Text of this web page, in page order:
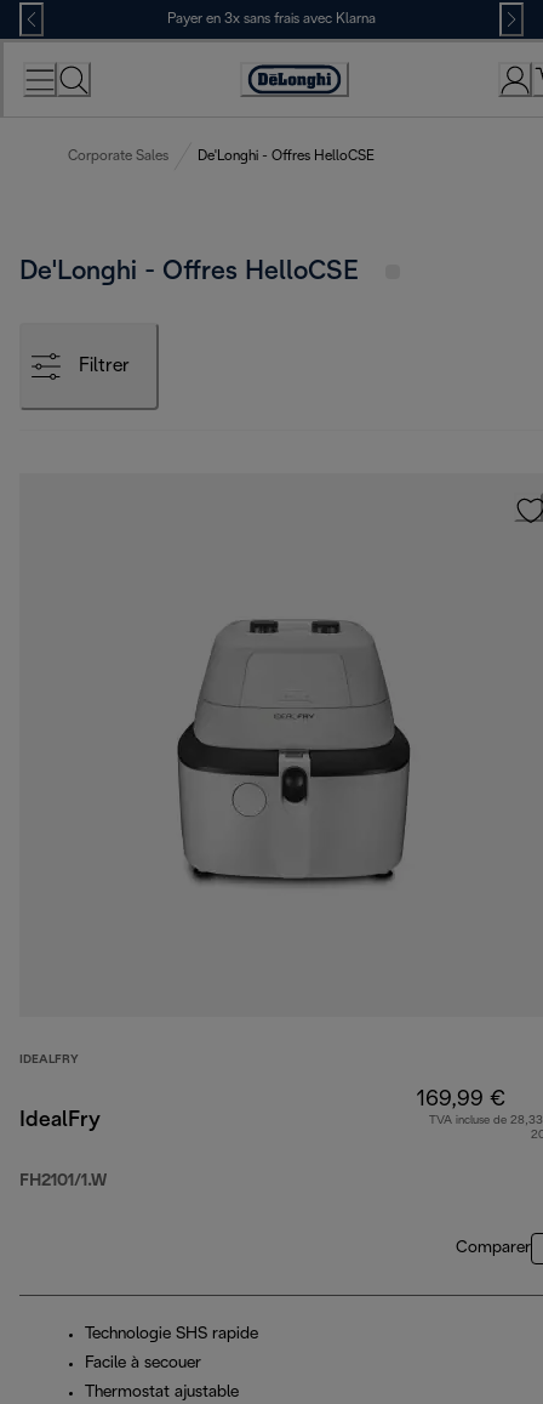
Skip
to
Content
Payer en 3x sans frais avec Klarna
Déclaration
Corporate Sales De'Longhi - Offres HelloCSE
De'Longhi - Offres HelloCSE
Filtrer
IDEALFRY
IdealFry
FH2101/1.W
169,99 €
TVA incluse de
Comparer
Technologie SHS rapide
Facile à secouer
Thermostat ajustable